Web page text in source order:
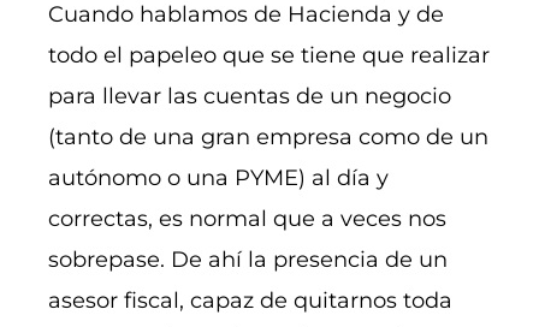
Cuando hablamos de Hacienda y de
todo el papeleo que se tiene que realizar
para llevar las cuentas de un negocio
(tanto de una gran empresa como de un
autónomo o una PYME) al día y
correctas, es normal que a veces nos
sobrepase. De ahí la presencia de un
asesor fiscal, capaz de quitarnos toda